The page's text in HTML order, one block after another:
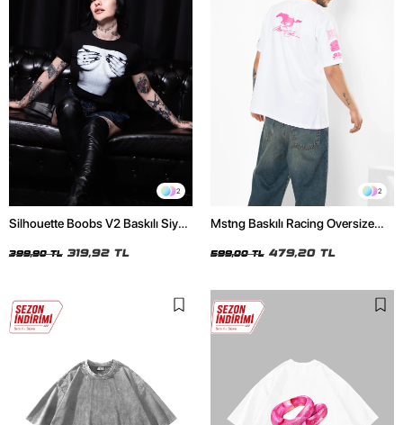
2
Silhouette Boobs V2 Baskılı Siyah
399,90 TL 319,92 TL
2
Mstng Baskılı Racing Oversize
599,00 TL 479,20 TL